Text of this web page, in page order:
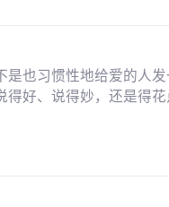
也习惯性地给爱的人
好、说得妙，还是得